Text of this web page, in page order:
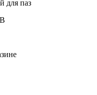
для паз